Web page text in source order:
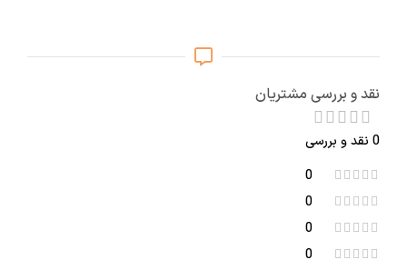
نقد و بررسی مشتریان
0 نقد و بررسی
0
0
0
0